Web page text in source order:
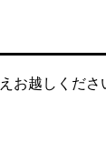
お越しくださ